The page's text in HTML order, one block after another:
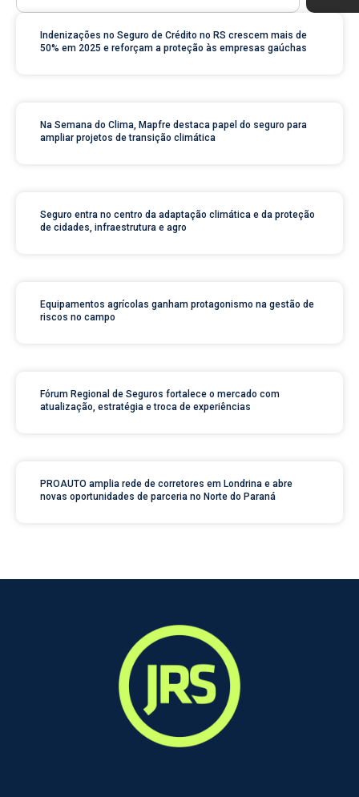
Indenizações no Seguro de Crédito no RS crescem mais de
50% em 2025 e reforçam a proteção às empresas gaúchas
Na Semana do Clima, Mapfre destaca papel do seguro para
ampliar projetos de transição climática
Seguro entra no centro da adaptação climática e da proteção
de cidades, infraestrutura e agro
Equipamentos agrícolas ganham protagonismo na gestão de
riscos no campo
Fórum Regional de Seguros fortalece o mercado com
atualização, estratégia e troca de experiências
PROAUTO amplia rede de corretores em Londrina e abre
novas oportunidades de parceria no Norte do Paraná